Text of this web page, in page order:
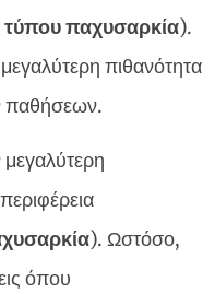
τύπου παχυσαρκία).
πιθανότητα
παθήσεων.
μεγαλύτερη
). Ωστόσο,
όπου